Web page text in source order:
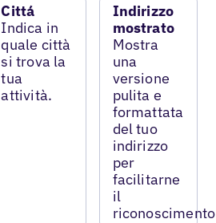
Cittá
Indica in
quale città
si trova la
tua
attività.
Indirizzo
mostrato
Mostra
una
versione
pulita e
formattata
del tuo
indirizzo
per
facilitarne
il